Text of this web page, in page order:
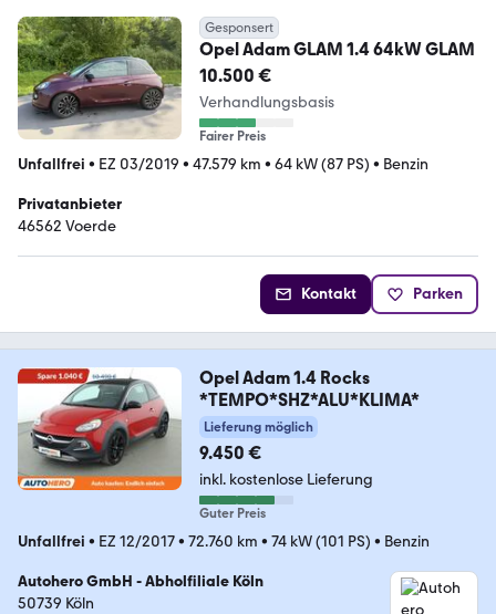
Gesponsert
Opel Adam GLAM 1.4 64kW GLAM
10.500 €
Verhandlungsbasis
Fairer Preis
Unfallfrei • EZ 03/2019 • 47.579 km • 64 kW (87 PS) • Benzin
Privatanbieter
46562 Voerde
Kontakt Parken
Opel Adam 1.4 Rocks
*TEMPO*SHZ*ALU*KLIMA*
Lieferung möglich
9.450 €
inkl. kostenlose Lieferung
Guter Preis
Unfallfrei • EZ 12/2017• 72.760 km • 74 kW (101 PS) • Benzin
Autohero GmbH - Abholfiliale Köln
50739 Köln